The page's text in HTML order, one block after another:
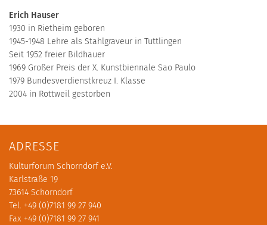
Erich Hauser
1930 in Rietheim geboren
1945-1948 Lehre als Stahlgraveur in Tuttlingen
Seit 1952 freier Bildhauer
1969 Großer Preis der X. Kunstbiennale Sao Paulo
1979 Bundesverdienstkreuz I. Klasse
2004 in Rottweil gestorben
ADRESSE
Kulturforum Schorndorf e.V.
Karlstraße 19
73614 Schorndorf
Tel. +49 (0)7181 99 27 940
Fax +49 (0)7181 99 27 941